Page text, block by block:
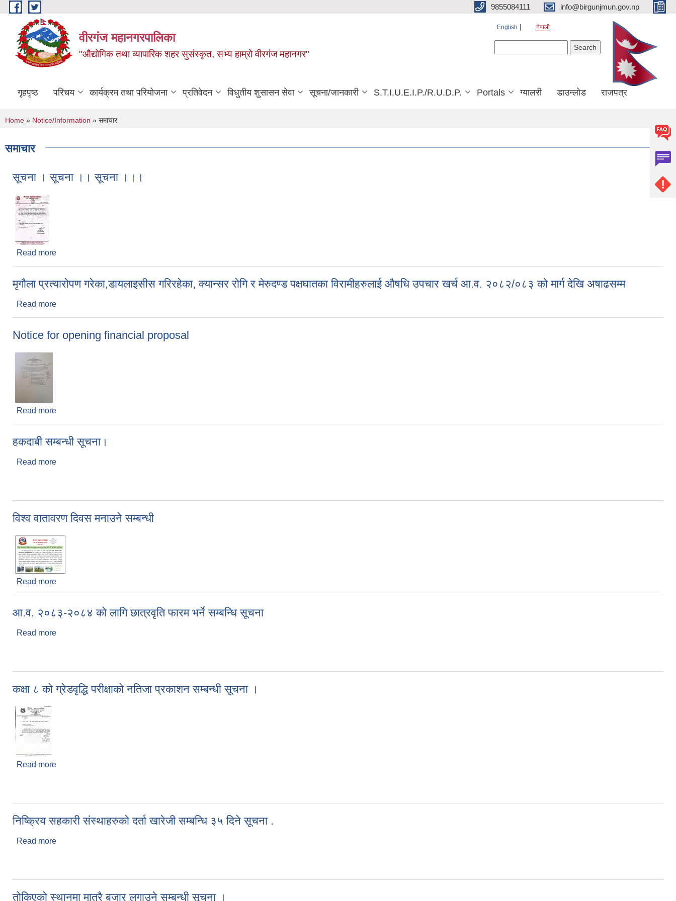
Skip to main content 9855084111 info@birgunjmun.gov.np
वीरगंज महानगरपालिका
"औद्योगिक तथा व्यापारिक शहर सुसंस्कृत, सभ्य हाम्रो वीरगंज महानगर"
English नेपाली
गृहपृष्ठ परिचय कार्यक्रम तथा परियोजना प्रतिवेदन विधुतीय शुसासन सेवा सूचना/जानकारी S.T.I.U.E.I.P./R.U.D.P. Portals ग्यालरी डाउन्लोड राजपत्र
You are here
Home » Notice/Information » समाचार
समाचार
सूचना । सूचना ।। सूचना ।।।
Read more
मृगौला प्रत्यारोपण गरेका,डायलाइसीस गरिरहेका, क्यान्सर रोगि र मेरुदण्ड पक्षघातका विरामीहरुलाई औषधि उपचार खर्च आ.व. २०८२/०८३ को मार्ग देखि अषाढसम्म
Read more
Notice for opening financial proposal
Read more
हकदाबी सम्बन्धी सूचना।
Read more
विश्व वातावरण दिवस मनाउने सम्बन्धी
Read more
आ.व. २०८३-२०८४ को लागि छात्रवृति फारम भर्ने सम्बन्धि सूचना
Read more
कक्षा ८ को ग्रेडवृद्धि परीक्षाको नतिजा प्रकाशन सम्बन्धी सूचना ।
Read more
निष्क्रिय सहकारी संस्थाहरुको दर्ता खारेजी सम्बन्धि ३५ दिने सूचना .
Read more
तोकिएको स्थानमा मात्रै बजार लगाउने सम्बन्धी सूचना ।